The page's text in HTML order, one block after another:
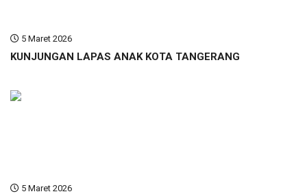
5 Maret 2026
KUNJUNGAN LAPAS ANAK KOTA TANGERANG
5 Maret 2026